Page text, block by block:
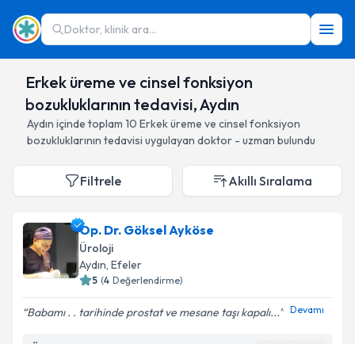
Doktor, klinik ara...
Erkek üreme ve cinsel fonksiyon
bozukluklarının tedavisi, Aydın
Aydın içinde toplam 10 Erkek üreme ve cinsel fonksiyon
bozukluklarının tedavisi uygulayan doktor - uzman bulundu
Filtrele Akıllı Sıralama
Op. Dr. Göksel Ayköse
Üroloji
Aydın, Efeler
5 (4 Değerlendirme)
Babamı . . tarihinde prostat ve mesane taşı kapalı... Devamı